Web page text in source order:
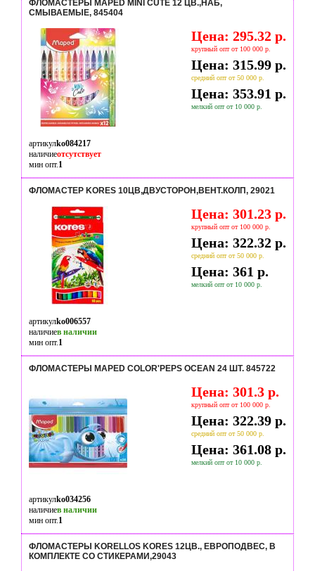
ФЛОМАСТЕРЫ MAPED MINI CUTE 12 ЦВ.,НАБ,
СМЫВАЕМЫЕ, 845404
Цена: 295.32 р.
крупный опт от 100 000 р.
Цена: 315.99 р.
средний опт от 50 000 р.
Цена: 353.91 р.
мелкий опт от 10 000 р.
артикулko084217
наличиеотсутствует
мин опт.1
ФЛОМАСТЕР KORES 10ЦВ,ДВУСТОРОН,ВЕНТ.КОЛП, 29021
Цена: 301.23 р.
крупный опт от 100 000 р.
Цена: 322.32 р.
средний опт от 50 000 р.
Цена: 361 р.
мелкий опт от 10 000 р.
артикулko006557
наличиев наличии
мин опт.1
ФЛОМАСТЕРЫ MAPED COLOR'PEPS OCEAN 24 ШТ. 845722
Цена: 301.3 р.
крупный опт от 100 000 р.
Цена: 322.39 р.
средний опт от 50 000 р.
Цена: 361.08 р.
мелкий опт от 10 000 р.
артикулko034256
наличиев наличии
мин опт.1
ФЛОМАСТЕРЫ KORELLOS KORES 12ЦВ., ЕВРОПОДВЕС, В
КОМПЛЕКТЕ СО СТИКЕРАМИ,29043